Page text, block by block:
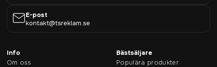
E-post
kontakt@tsreklam.se
Info
Om oss
Bästsäljare
Populära produkter